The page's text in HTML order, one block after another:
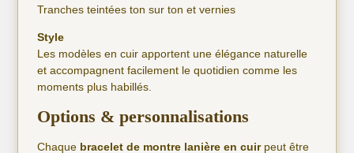
Tranches teintées ton sur ton et vernies
Style
Les modèles en cuir apportent une élégance naturelle
et accompagnent facilement le quotidien comme les
moments plus habillés.
Options & personnalisations
Chaque bracelet de montre lanière en cuirpeut être